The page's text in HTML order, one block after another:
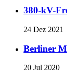
380-kV-
24 Dez 2021
Berliner
20 Jul 2020